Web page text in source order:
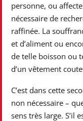
personne, ou
nécessaire de
raffinée. La
et d’aliment ou
de telle boisson ou
d’un vêtement
C’est dans cette
non nécessaire –
sens très large. S’il